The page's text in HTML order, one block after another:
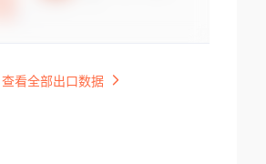
查看全部出口数据